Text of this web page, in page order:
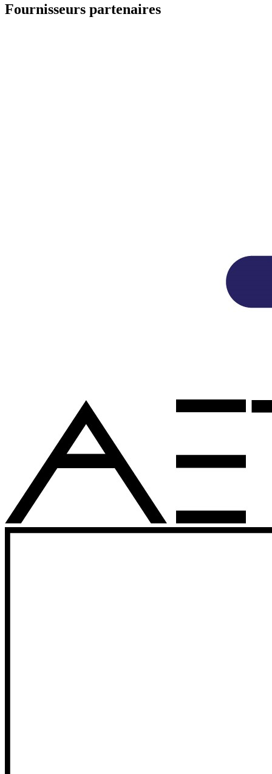
Fournisseurs partenaires